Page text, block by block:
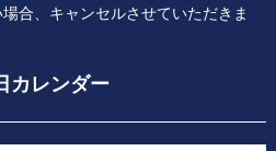
合、キャンセルさせていただきま
カレンダー